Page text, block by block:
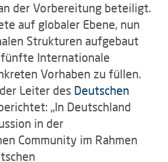
der Vorbereitung beteiligt.
auf globaler Ebene, nun
Strukturen aufgebaut
Internationale
Vorhaben zu füllen.
Leiter des Deutschen
„In Deutschland
in der
Community im Rahmen